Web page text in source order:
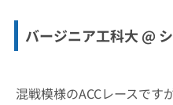
バージニア工科大 @
混戦模様のACCレースです